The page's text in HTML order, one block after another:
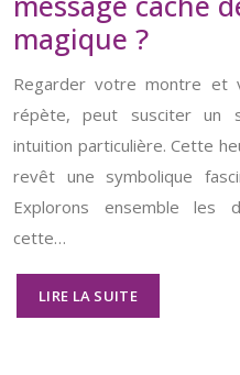
magique ?
Regarder votre montre et
répète, peut susciter un
intuition particulière. Cette
revêt une symbolique
Explorons ensemble les
cette…
LIRE LA SUITE